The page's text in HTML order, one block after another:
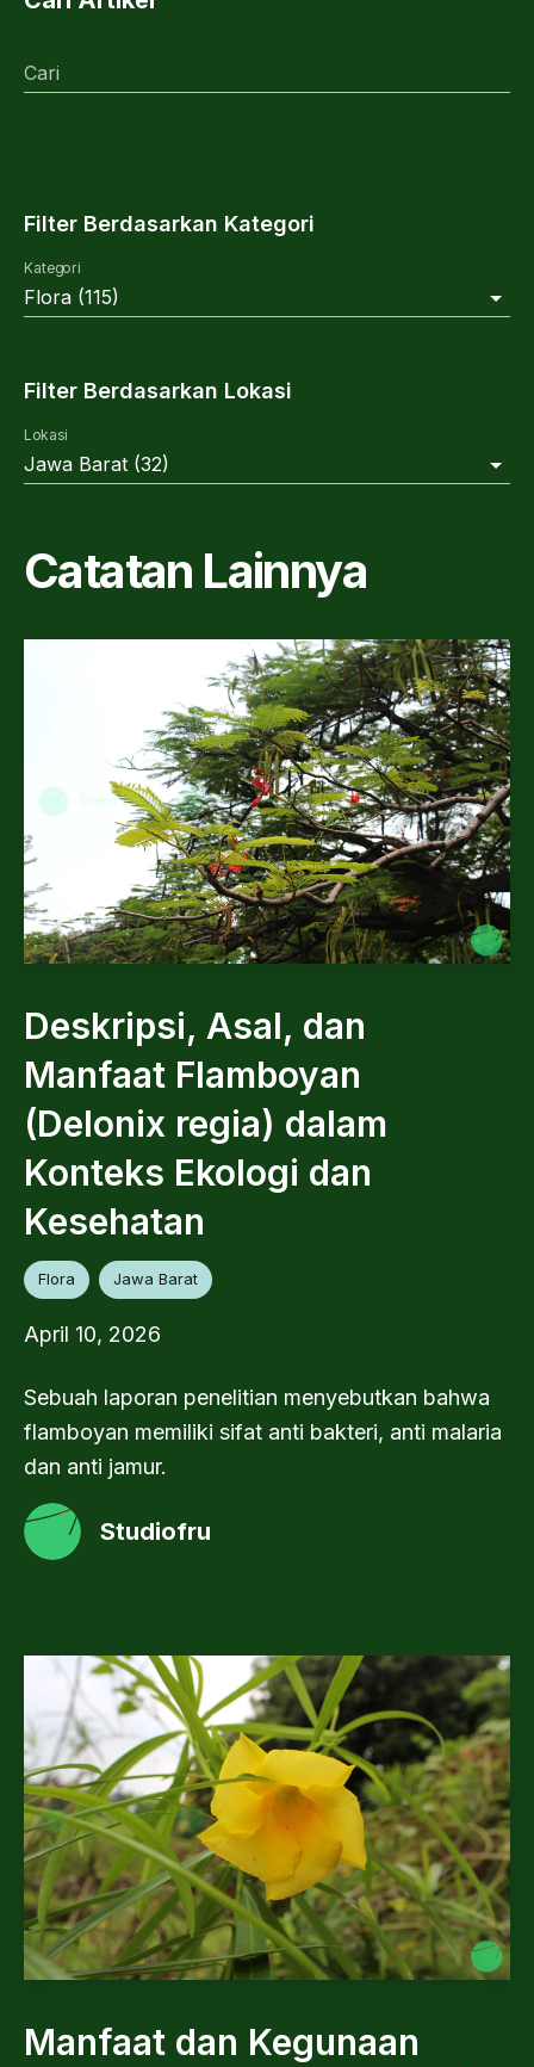
Cari
Filter Berdasarkan Kategori
Kategori
Flora (115)
Filter Berdasarkan Lokasi
Lokasi
Jawa Barat (32)
Catatan Lainnya
Deskripsi, Asal, dan
Manfaat Flamboyan
(Delonix regia) dalam
Konteks Ekologi dan
Kesehatan
Flora Jawa Barat
April 10, 2026
Sebuah laporan penelitian menyebutkan bahwa
flamboyan memiliki sifat anti bakteri, anti malaria
dan anti jamur.
Studiofru
Manfaat dan Kegunaan